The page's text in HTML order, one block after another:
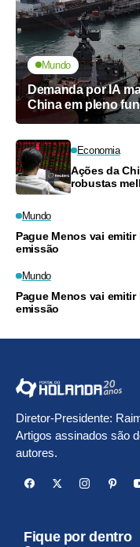
Mundo
Demanda por IA
China em pleno
Economia
Ações da
robustas
Mundo
Pague Menos vai emitir
emissão
Mundo
Pague Menos vai emitir
emissão
Diretor-Presidente:
Artigos assinados são
autores.
Fique por dentro